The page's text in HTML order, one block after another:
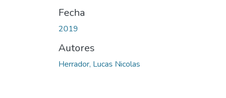
Fecha
2019
Autores
Herrador, Lucas Nicolas